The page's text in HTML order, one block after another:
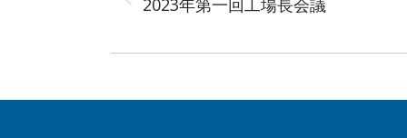
2023年第一回工場長会議